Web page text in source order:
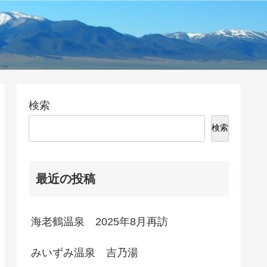
検索
検索
最近の投稿
海老鶴温泉 2025年8月再訪
みいずみ温泉 吉乃湯